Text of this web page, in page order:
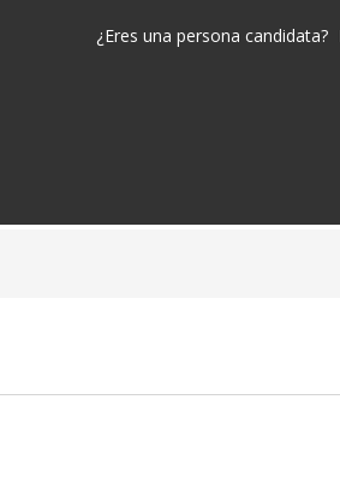
¿Eres una persona candidata?